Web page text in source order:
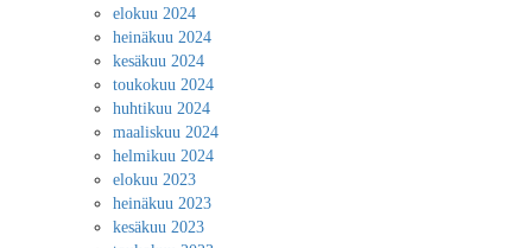
elokuu 2024
heinäkuu 2024
kesäkuu 2024
toukokuu 2024
huhtikuu 2024
maaliskuu 2024
helmikuu 2024
elokuu 2023
heinäkuu 2023
kesäkuu 2023